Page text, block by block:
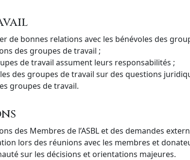
de bonnes relations avec les bénévoles des
des groupes de travail ;
de travail assument leurs responsabilités ;
des groupes de travail sur des questions
groupes de travail.
des Membres de l’ASBL et des demandes
lors des réunions avec les membres et
sur les décisions et orientations majeures.